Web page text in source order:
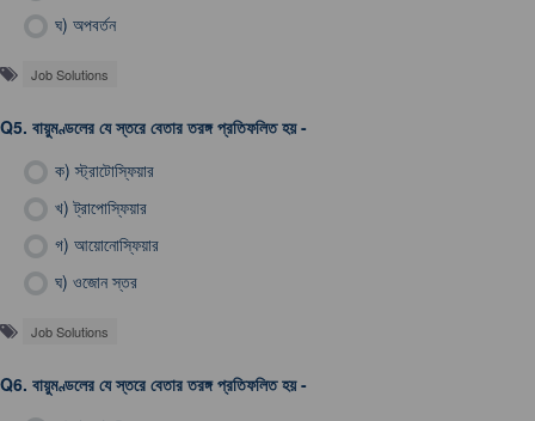
ঘ) অপবর্তন
Job Solutions
Q5. বায়ুমণ্ডলের যে স্তরে বেতার তরঙ্গ প্রতিফলিত হয় -
ক) স্ট্রাটোস্ফিয়ার
খ) ট্রাপোস্ফিয়ার
গ) আয়োনোস্ফিয়ার
ঘ) ওজোন স্তর
Job Solutions
Q6. বায়ুমণ্ডলের যে স্তরে বেতার তরঙ্গ প্রতিফলিত হয় -